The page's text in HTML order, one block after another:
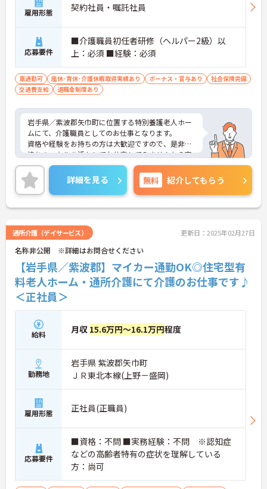
雇用形態 契約社員・嘱託社員
応募要件
■介護職員初任者研修（ヘルパー2級）以
上：必須 ■経験：必須
車通勤可 産休･育休･介護休暇取得実績あり ボーナス・賞与あり
社会保険完備
交通費支給
退職金制度あり
岩手県／紫波郡矢巾町に位置する特別養護老人ホー
ムにて、介護職員としてのお仕事となります。
資格や経験をお持ちの方は大歓迎ですので、是非お
持ちのスキルを活かしてお仕事してみませんか？夜
勤手当や扶養手当、資格手当など充実しておりま
す！
ご興味ある方は面接ポイントをお伝えしますので、
お気軽にお問い合わせください♪
詳細を見る 無料 紹介してもらう
通所介護（デイサービス） 更新日：2025年02月27日
名称非公開 ※詳細はお問合せください
【岩手県／紫波郡】マイカー通勤OK◎住宅型有
料老人ホーム・通所介護にて介護のお仕事です♪
＜正社員＞
給料 月収 15.6万円～16.1万円程度
勤務地
岩手県 紫波郡矢巾町
ＪＲ東北本線(上野－盛岡)
雇用形態 正社員(正職員)
応募要件
■資格：不問 ■実務経験：不問 ※認知症
などの高齢者特有の症状を理解している
方：尚可